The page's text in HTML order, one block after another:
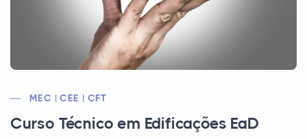
MEC | CEE | CFT
Curso Técnico em Edificações EaD